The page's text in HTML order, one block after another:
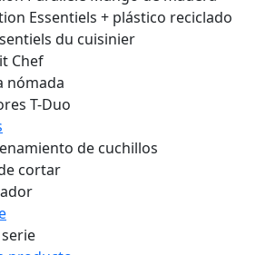
Essentiels + plástico reciclado
du cuisinier
Chef
nómada
T-Duo
de cuchillos
cortar